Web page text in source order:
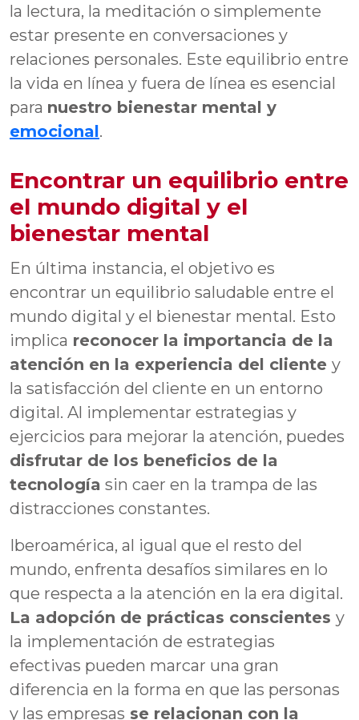
la lectura, la meditación o simplemente
estar presente en conversaciones y
relaciones personales. Este equilibrio entre
la vida en línea y fuera de línea es esencial
para nuestro bienestar mental y
emocional.
Encontrar un equilibrio entre
el mundo digital y el
bienestar mental
En última instancia, el objetivo es
encontrar un equilibrio saludable entre el
mundo digital y el bienestar mental. Esto
implica reconocer la importancia de la
atención en la experiencia del cliente y
la satisfacción del cliente en un entorno
digital. Al implementar estrategias y
ejercicios para mejorar la atención, puedes
disfrutar de los beneficios de la
tecnología sin caer en la trampa de las
distracciones constantes.
Iberoamérica, al igual que el resto del
mundo, enfrenta desafíos similares en lo
que respecta a la atención en la era digital.
La adopción de prácticas conscientes y
la implementación de estrategias
efectivas pueden marcar una gran
diferencia en la forma en que las personas
y las empresas se relacionan con la